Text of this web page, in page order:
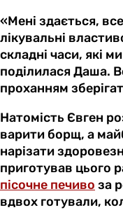
«Мені здається,
лікувальні
складні часи, які
поділилася Даша.
проханням
Натомість Євген
варити борщ, а
нарізати
приготував цього
пісочне печиво за
вдвох готували,